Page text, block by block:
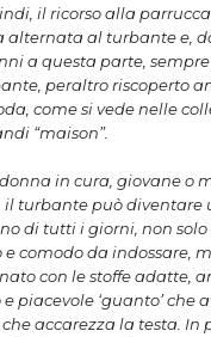
il ricorso alla
alternata al turbante e,
a questa parte,
peraltro riscoperto
come si vede nelle
“maison”.
in cura, giovane o
il turbante può diventare
di tutti i giorni, non solo
e comodo da indossare,
con le stoffe adatte,
piacevole ‘guanto’ che
accarezza la testa. In